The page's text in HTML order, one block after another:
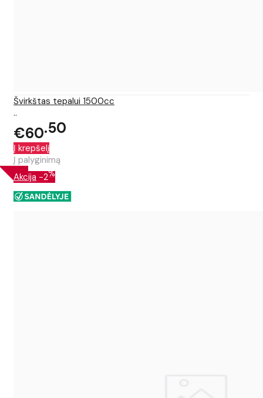
Švirkštas tepalui 1500cc
..
€60 50
Į krepšelį
Į palyginimą
Akcija -2%